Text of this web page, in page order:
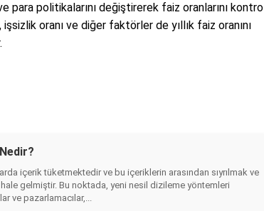
para politikalarını değiştirerek faiz oranlarını kontrol
oranı ve diğer faktörler de yıllık faiz oranını
içerik tüketmektedir ve bu içeriklerin arasından sıyrılmak ve
gelmiştir. Bu noktada, yeni nesil dizileme yöntemleri
ve pazarlamacılar,...